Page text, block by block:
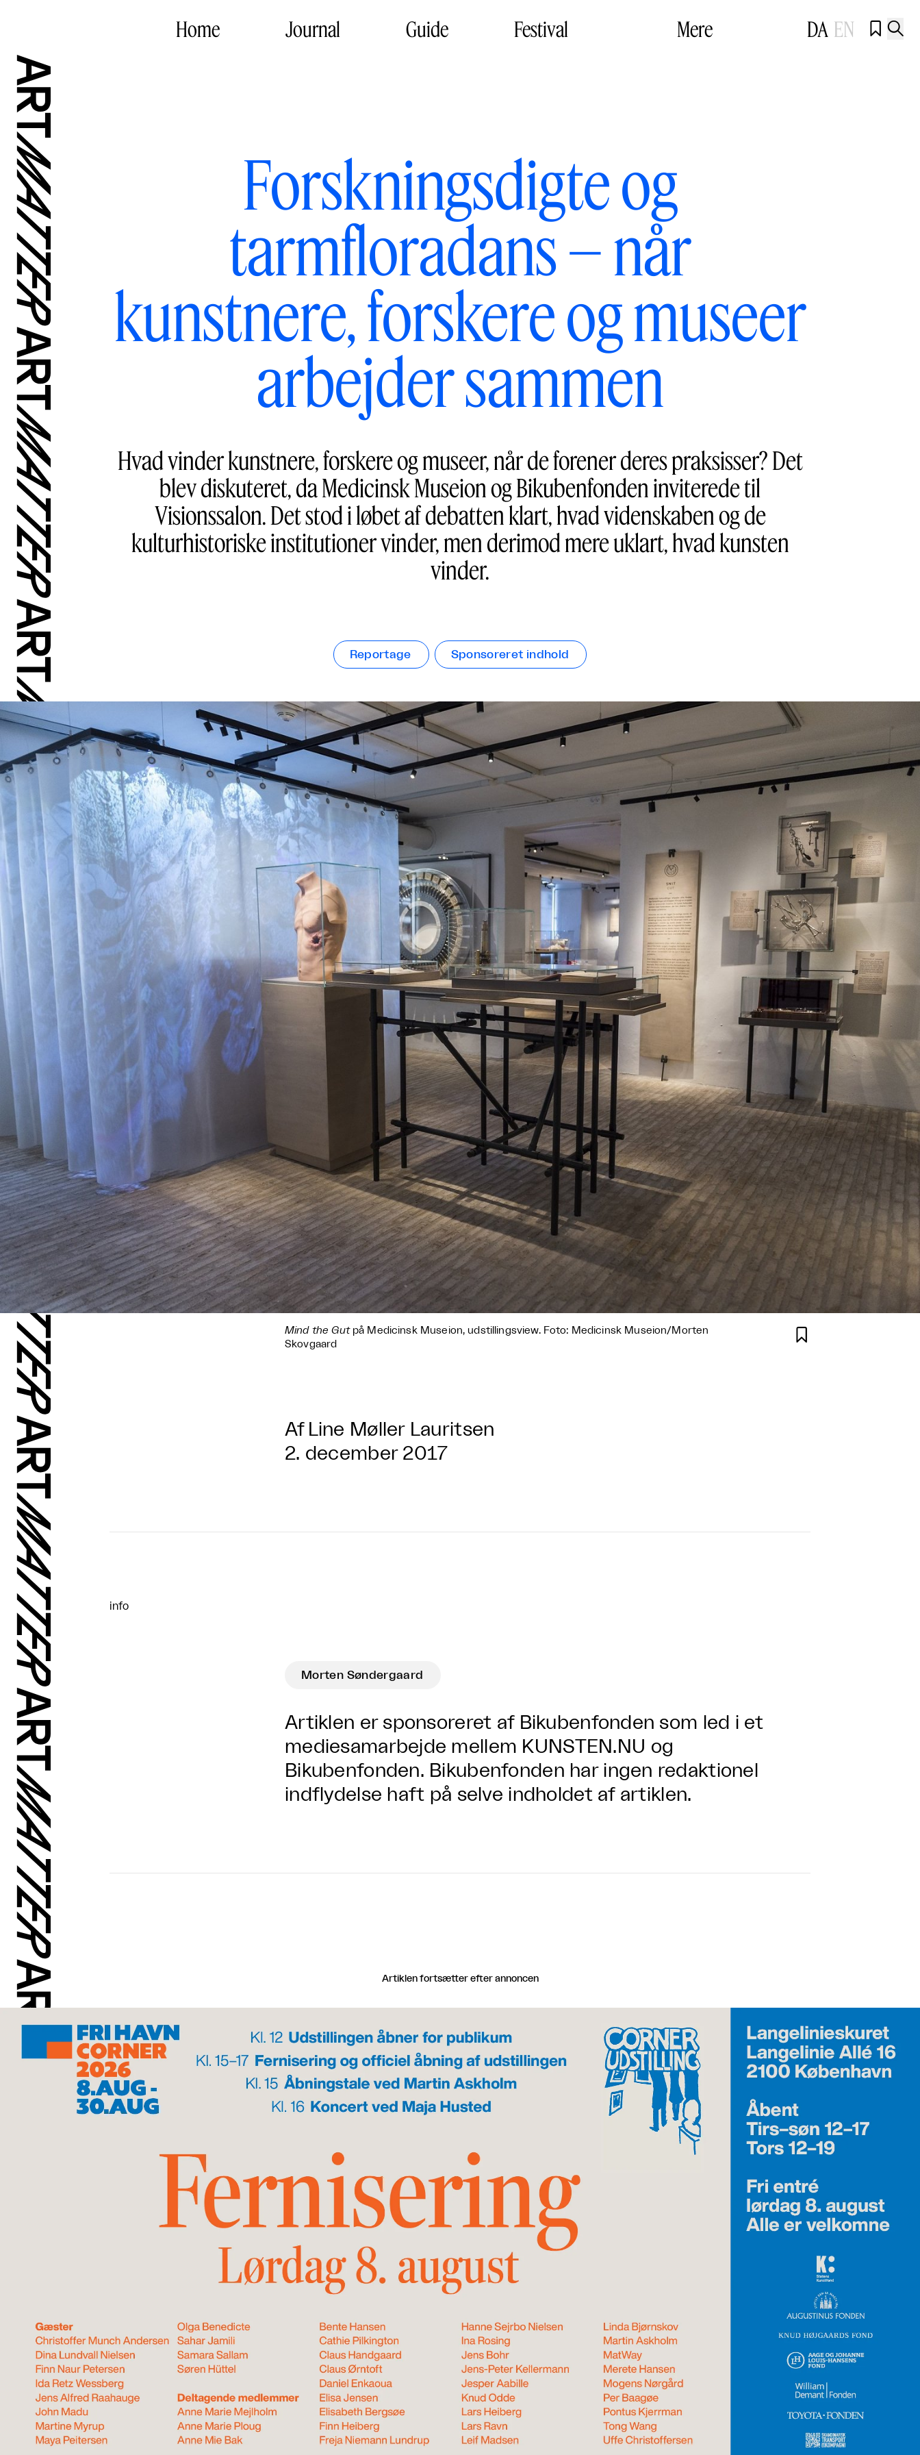
Home Journal Guide Festival Mere DA EN  
Forskningsdigte og
tarmfloradans – når
kunstnere, forskere og museer
arbejder sammen
Hvad vinder kunstnere, forskere og museer, når de forener deres praksisser? Det
blev diskuteret, da Medicinsk Museion og Bikubenfonden inviterede til
Visionssalon. Det stod i løbet af debatten klart, hvad videnskaben og de
kulturhistoriske institutioner vinder, men derimod mere uklart, hvad kunsten
vinder.
Reportage Sponsoreret indhold
Mind the Gutpå Medicinsk Museion, udstillingsview. Foto: Medicinsk Museion/Morten
Skovgaard

Af Line Møller Lauritsen
2. december 2017
info
Morten Søndergaard
Artiklen er sponsoreret af Bikubenfonden som led i et
mediesamarbejde mellem KUNSTEN.NU og
Bikubenfonden. Bikubenfonden har ingen redaktionel
indflydelse haft på selve indholdet af artiklen.
Artiklen fortsætter efter annoncen